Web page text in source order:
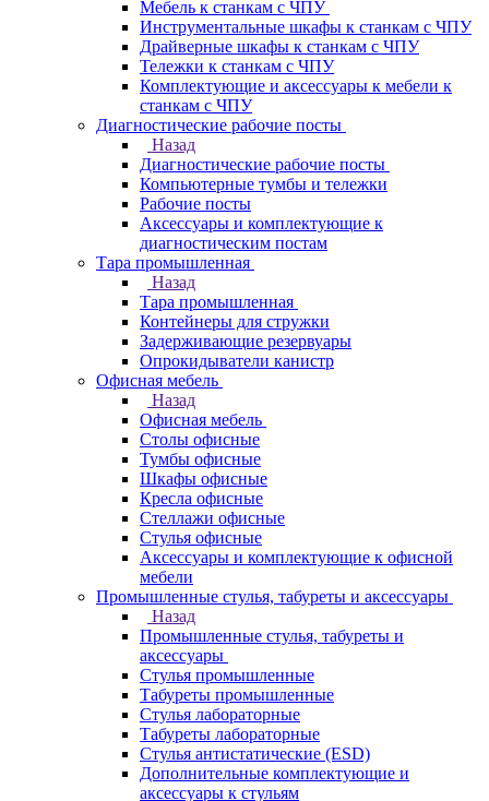
Мебель к станкам с ЧПУ
Инструментальные шкафы к станкам с ЧПУ
Драйверные шкафы к станкам с ЧПУ
Тележки к станкам с ЧПУ
Комплектующие и аксессуары к мебели к
станкам с ЧПУ
Диагностические рабочие посты
Назад
Диагностические рабочие посты
Компьютерные тумбы и тележки
Рабочие посты
Аксессуары и комплектующие к
диагностическим постам
Тара промышленная
Назад
Тара промышленная
Контейнеры для стружки
Задерживающие резервуары
Опрокидыватели канистр
Офисная мебель
Назад
Офисная мебель
Столы офисные
Тумбы офисные
Шкафы офисные
Кресла офисные
Стеллажи офисные
Стулья офисные
Аксессуары и комплектующие к офисной
мебели
Промышленные стулья, табуреты и аксессуары
Назад
Промышленные стулья, табуреты и
аксессуары
Стулья промышленные
Табуреты промышленные
Стулья лабораторные
Табуреты лабораторные
Стулья антистатические (ESD)
Дополнительные комплектующие и
аксессуары к стульям